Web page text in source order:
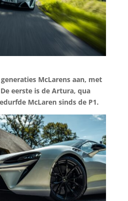
McLarens aan, met
eerste is de Artura, qua
McLaren sinds de P1.